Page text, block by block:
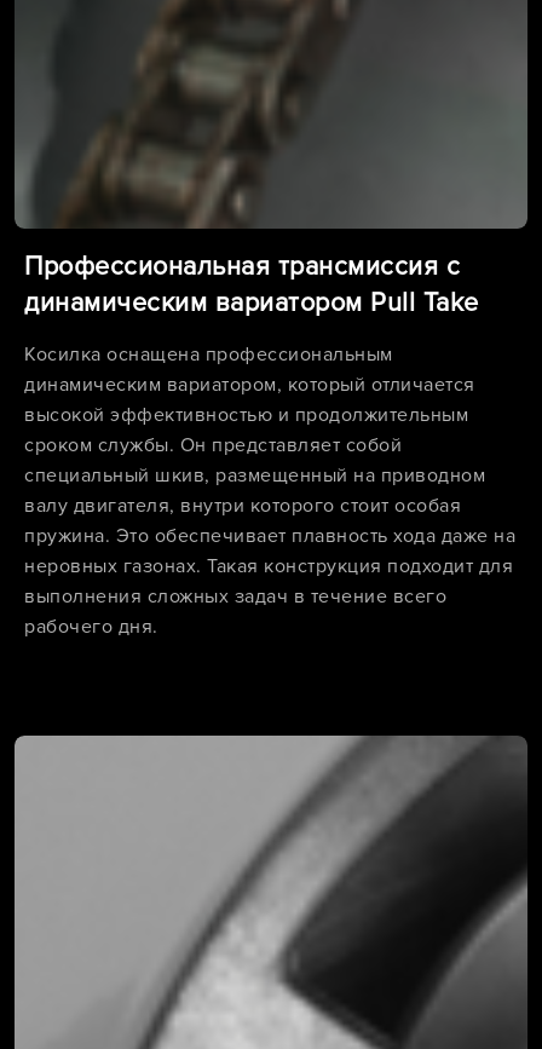
Профессиональная трансмиссия с
динамическим вариатором Pull Take
Косилка оснащена профессиональным
динамическим вариатором, который отличается
высокой эффективностью и продолжительным
сроком службы. Он представляет собой
специальный шкив, размещенный на приводном
валу двигателя, внутри которого стоит особая
пружина. Это обеспечивает плавность хода даже на
неровных газонах. Такая конструкция подходит для
выполнения сложных задач в течение всего
рабочего дня.